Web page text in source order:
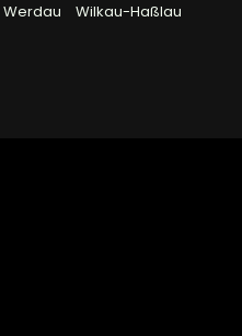
Werdau
Wilkau-Haßlau